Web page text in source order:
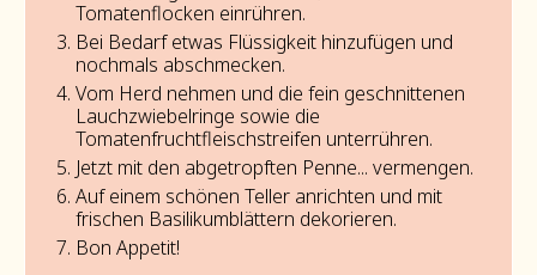
Tomatenflocken einrühren.
Bei Bedarf etwas Flüssigkeit hinzufügen und
nochmals abschmecken.
Vom Herd nehmen und die fein geschnittenen
Lauchzwiebelringe sowie die
Tomatenfruchtfleischstreifen unterrühren.
Jetzt mit den abgetropften Penne... vermengen.
Auf einem schönen Teller anrichten und mit
frischen Basilikumblättern dekorieren.
Bon Appetit!